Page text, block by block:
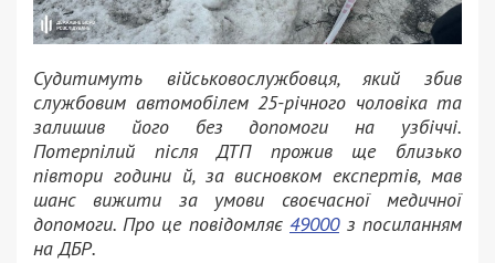
Судитимуть військовослужбовця, який збив
службовим автомобілем 25-річного чоловіка та
залишив його без допомоги на узбіччі.
Потерпілий після ДТП прожив ще близько
півтори години й, за висновком експертів, мав
шанс вижити за умови своєчасної медичної
допомоги. Про це повідомляє 49000з посиланням
на ДБР.